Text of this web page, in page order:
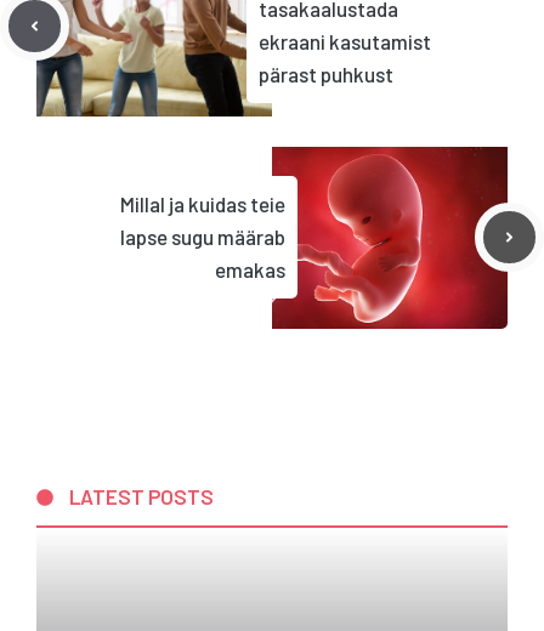
tasakaalustada
ekraani kasutamist
pärast puhkust
Millal ja kuidas teie
lapse sugu määrab
emakas
LATEST POSTS